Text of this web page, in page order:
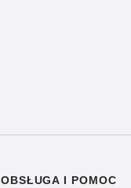
OBSŁUGA I POMOC